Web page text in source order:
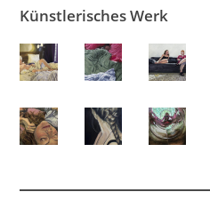
Künstlerisches Werk